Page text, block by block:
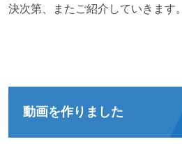
決次第、またご紹介していきます。
動画を作りました